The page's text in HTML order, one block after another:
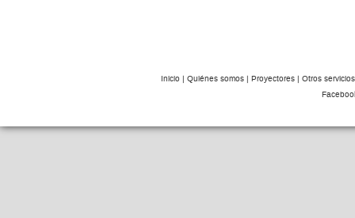
Inicio |Quiénes somos |Proyectores |Otros servicios